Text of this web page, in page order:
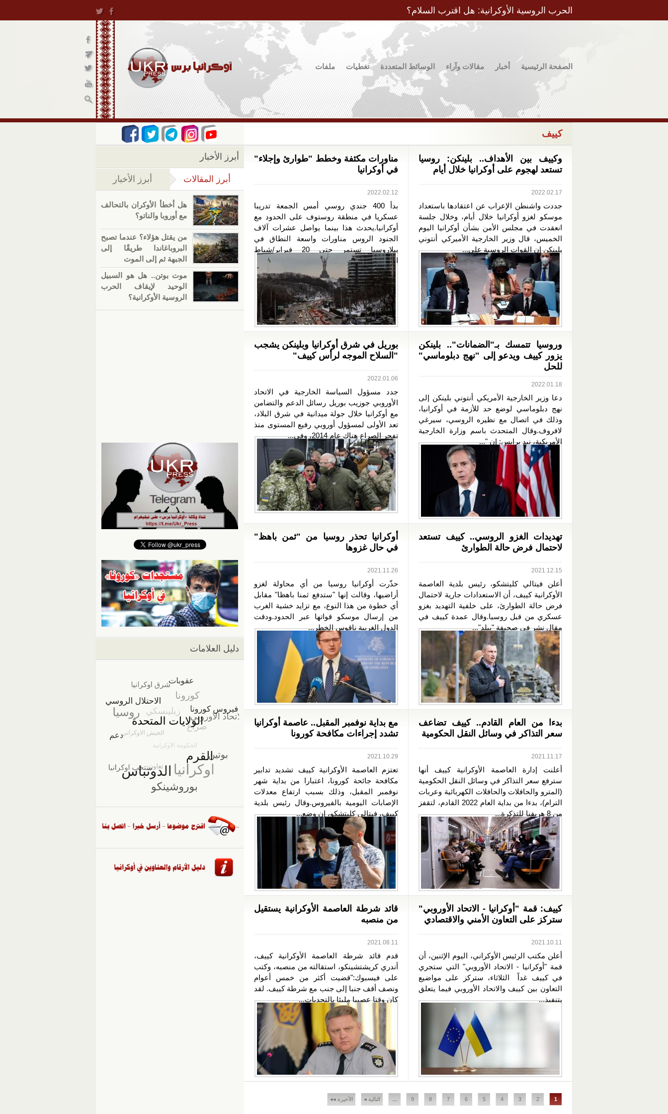
الحرب الروسية الأوكرانية: هل اقترب السلام؟
الصفحة الرئيسية أخبار مقالات وآراء الوسائط المتعددة تغطيات ملفات
كييف
وكييف بين الأهداف.. بلينكن: روسيا
تستعد لهجوم على أوكرانيا خلال أيام
2022.02.17
جددت واشنطن الإعراب عن اعتقادها باستعداد
موسكو لغزو أوكرانيا خلال أيام، وخلال جلسة
انعقدت في مجلس الأمن بشأن أوكرانيا اليوم
الخميس، قال وزير الخارجية الأميركي أنتوني
بلينكن إن القوات الروسية على...
مناورات مكثفة وخطط "طوارئ وإجلاء"
في أوكرانيا
2022.02.12
بدأ 400 جندي روسي أمس الجمعة تدريبا
عسكريا في منطقة روستوف على الحدود مع
أوكرانيا.يحدث هذا بينما يواصل عشرات آلاف
الجنود الروس مناورات واسعة النطاق في
بيلاروسيا تستمر حتى 20 فبراير/شباط
الجاري.من...
وروسيا تتمسك بـ"الضمانات".. بلينكن
يزور كييف ويدعو إلى "نهج دبلوماسي"
للحل
2022.01.18
دعا وزير الخارجية الأمريكي أنتوني بلينكن إلى
نهج دبلوماسي لوضع حد للأزمة في أوكرانيا،
وذلك في اتصال مع نظيره الروسي، سيرغي
لافروف.وقال المتحدث باسم وزارة الخارجية
الأمريكية، نيد برايس: إن "...
بوريل في شرق أوكرانيا وبلينكن يشجب
"السلاح الموجه لرأس كييف"
2022.01.06
جدد مسؤول السياسة الخارجية في الاتحاد
الأوروبي جوزيب بوريل رسائل الدعم والتضامن
مع أوكرانيا خلال جولة ميدانية في شرق البلاد،
تعد الأولى لمسؤول أوروبي رفيع المستوى منذ
تفجر الصراع هناك عام 2014، وفي...
تهديدات الغزو الروسي.. كييف تستعد
لاحتمال فرض حالة الطوارئ
2021.12.15
أعلن فيتالي كليتشكو، رئيس بلدية العاصمة
الأوكرانية كييف، أن الاستعدادات جارية لاحتمال
فرض حالة الطوارئ، على خلفية التهديد بغزو
عسكري من قبل روسيا.وقال عمدة كييف في
مقال نشر في صحيفة "بيلد"...
أوكرانيا تحذر روسيا من "ثمن باهظ"
في حال غزوها
2021.11.26
حذّرت أوكرانيا روسيا من أي محاولة لغزو
أراضيها، وقالت إنها "ستدفع ثمنا باهظا" مقابل
أي خطوة من هذا النوع، مع تزايد خشية الغرب
من إرسال موسكو قواتها عبر الحدود.ودقت
الدول الغربية ناقوس الخطر...
بدءا من العام القادم.. كييف تضاعف
سعر التذاكر في وسائل النقل الحكومية
2021.11.17
أعلنت إدارة العاصمة الأوكرانية كييف أنها
سترفع سعر التذاكر في وسائل النقل الحكومية
(المترو والحافلات والحافلات الكهربائية وعربات
الترام)، بدءا من بداية العام 2022 القادم، لتقفز
من 8 هريفنا للتذكرة...
مع بداية نوفمبر المقبل.. عاصمة أوكرانيا
تشدد إجراءات مكافحة كورونا
2021.10.29
تعتزم العاصمة الأوكرانية كييف تشديد تدابير
مكافحة جائحة كورونا، اعتبارا من بداية شهر
نوفمبر المقبل، وذلك بسبب ارتفاع معدلات
الإصابات اليومية بالفيروس.وقال رئيس بلدية
كييف، فيتالي كليتشكو، إن وضع...
كييف: قمة "أوكرانيا - الاتحاد الأوروبي"
ستركز على التعاون الأمني والاقتصادي
2021.10.11
أعلن مكتب الرئيس الأوكراني، اليوم الإثنين، أن
قمة "أوكرانيا - الاتحاد الأوروبي" التي ستجري
في كييف غداً الثلاثاء، ستركز على مواضيع
التعاون بين كييف والاتحاد الأوروبي فيما يتعلق
بتنفيذ...
قائد شرطة العاصمة الأوكرانية يستقيل
من منصبه
2021.08.11
قدم قائد شرطة العاصمة الأوكرانية كييف،
أندري كريشتشينكو، استقالته من منصبه، وكتب
على فيسبوك:"قضيت أكثر من خمس أعوام
ونصف أقف جنبا إلى جنب مع شرطة كييف. لقد
كان وقتا عصيبا مليئا بالتحديات...
الصفحات
1
2
3
4
5
6
7
8
9 التالية ◂ الأخيرة ◂◂
أبرز الأخبار
أبرز المقالات (علامة التبويب النشطة)
أبرز الأخبار
هل أخطأ الأوكران بالتحالف
مع أوروبا والناتو؟
من يقتل هؤلاء؟ عندما تصبح
البروباغاندا طريقًا إلى
الجبهة ثم إلى الموت
موت بوتن.. هل هو السبيل
الوحيد لإيقاف الحرب
الروسية الأوكرانية؟
دليل العلامات